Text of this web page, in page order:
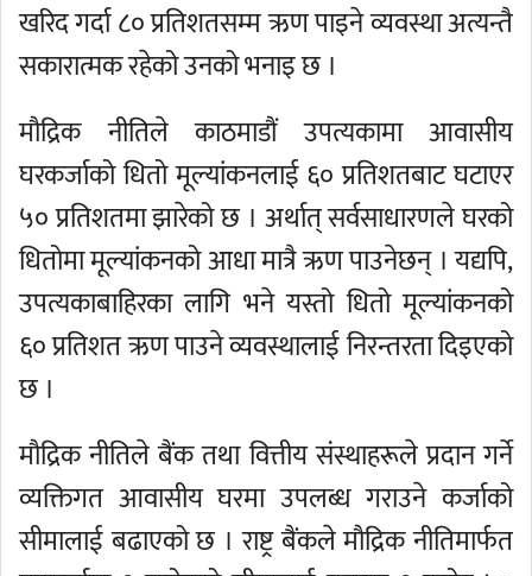
खरिद गर्दा ८० प्रतिशतसम्म ऋण पाइने व्यवस्था अत्यन्तै
सकारात्मक रहेको उनको भनाइ छ ।
मौद्रिक नीतिले काठमाडौं उपत्यकामा आवासीय
घरकर्जाको धितो मूल्यांकनलाई ६० प्रतिशतबाट घटाएर
५० प्रतिशतमा झारेको छ । अर्थात् सर्वसाधारणले घरको
धितोमा मूल्यांकनको आधा मात्रै ऋण पाउनेछन् । यद्यपि,
उपत्यकाबाहिरका लागि भने यस्तो धितो मूल्यांकनको
६० प्रतिशत ऋण पाउने व्यवस्थालाई निरन्तरता दिइएको
छ ।
मौद्रिक नीतिले बैंक तथा वित्तीय संस्थाहरूले प्रदान गर्ने
व्यक्तिगत आवासीय घरमा उपलब्ध गराउने कर्जाको
सीमालाई बढाएको छ । राष्ट्र बैंकले मौद्रिक नीतिमार्फत